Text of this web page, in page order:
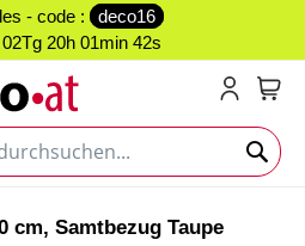
- code :
deco16
02Tg 20h 01min 42s
cm, Samtbezug Taupe